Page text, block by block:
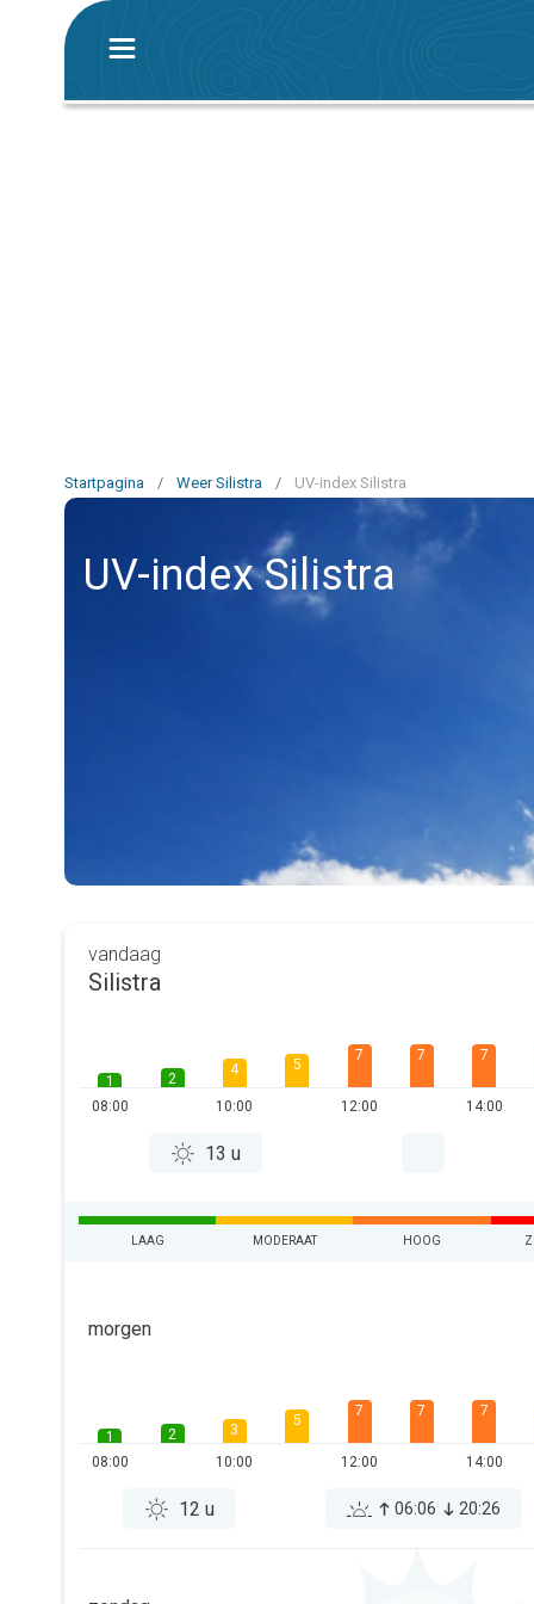
Startpagina / Weer Silistra / UV-index Silistra
UV-index Silistra
vandaag
Silistra
1
08:00
2
4
10:00
5
7
12:00
7 7
14:00
13 u
LAAG MODERAAT HOOG
morgen
1
08:00
2
3
10:00
5
7
12:00
7 7
14:00
12 u 06:06 20:26